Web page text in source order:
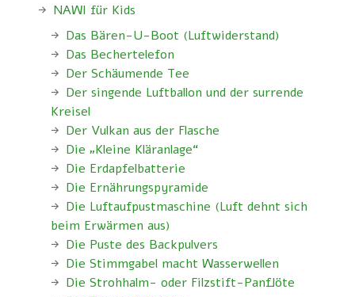
NAWI für Kids
Das Bären-U-Boot (Luftwiderstand)
Das Bechertelefon
Der Schäumende Tee
Der singende Luftballon und der surrende
Kreisel
Der Vulkan aus der Flasche
Die „Kleine Kläranlage“
Die Erdapfelbatterie
Die Ernährungspyramide
Die Luftaufpustmaschine (Luft dehnt sich
beim Erwärmen aus)
Die Puste des Backpulvers
Die Stimmgabel macht Wasserwellen
Die Strohhalm- oder Filzstift-Panflöte